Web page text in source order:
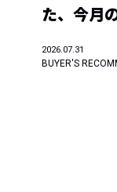
た、今月
2026.07.31
BUYER'S